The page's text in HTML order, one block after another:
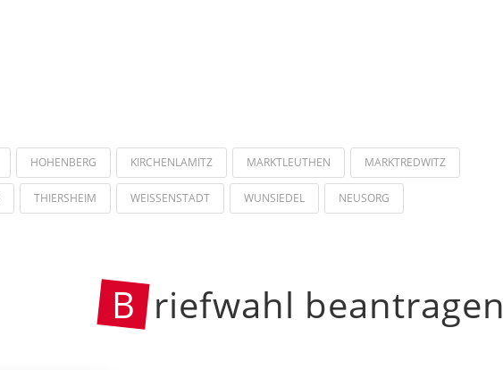
HOHENBERG KIRCHENLAMITZ MARKTLEUTHEN MARKTREDWITZ
THIERSHEIM WEISSENSTADT WUNSIEDEL NEUSORG
B riefwahl beantragen